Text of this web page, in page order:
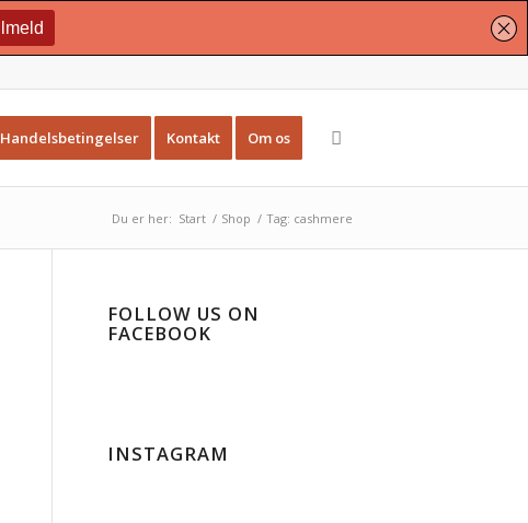
Handelsbetingelser Kontakt Om os
Du er her: Start / Shop / Tag: cashmere
FOLLOW US ON
FACEBOOK
INSTAGRAM